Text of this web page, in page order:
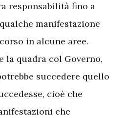
responsabilità fino a
manifestazione
in alcune aree.
la quadra col Governo,
succedere quello
cioè che
che